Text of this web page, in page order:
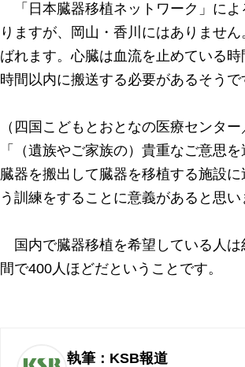
「日本臓器移植ネットワーク」に
りますが、岡山・香川にはありませ
ばれます。心臓は血流を止めている
時間以内に搬送する必要があるそうで
（四国こどもとおとなの医療センター
「（遺族やご家族の）貴重なご意思
臓器を搬出して臓器を移植する施設
う訓練をすることに意義があると思い
国内で臓器移植を希望している人
間で400人ほどだということです。
執筆：KSB報道